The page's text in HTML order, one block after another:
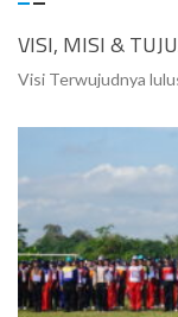
VISI, MISI &
Visi Terwujudnya